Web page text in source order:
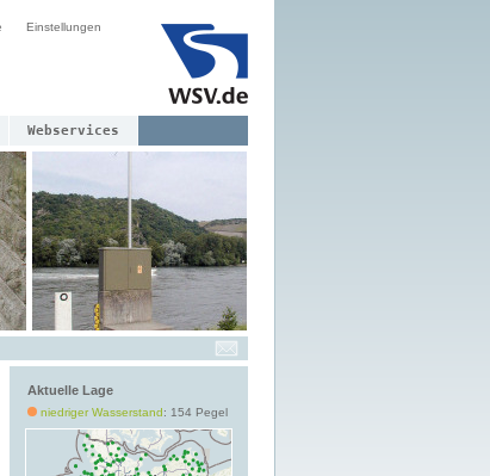
Einstellungen
Webservices
Aktuelle Lage
niedriger Wasserstand: 154 Pegel